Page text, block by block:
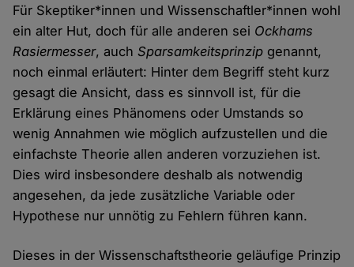
Für Skeptiker*innen und Wissenschaftler*innen wohl
ein alter Hut, doch für alle anderen sei Ockhams
Rasiermesser, auchSparsamkeitsprinzip genannt,
noch einmal erläutert: Hinter dem Begriff steht kurz
gesagt die Ansicht, dass es sinnvoll ist, für die
Erklärung eines Phänomens oder Umstands so
wenig Annahmen wie möglich aufzustellen und die
einfachste Theorie allen anderen vorzuziehen ist.
Dies wird insbesondere deshalb als notwendig
angesehen, da jede zusätzliche Variable oder
Hypothese nur unnötig zu Fehlern führen kann.
Dieses in der Wissenschaftstheorie geläufige Prinzip